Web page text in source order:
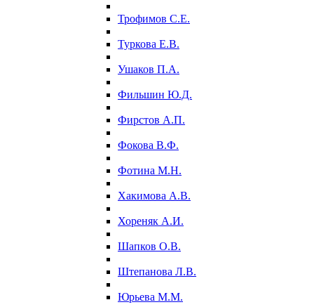
Трофимов С.Е.
Туркова Е.В.
Ушаков П.А.
Фильшин Ю.Д.
Фирстов А.П.
Фокова В.Ф.
Фотина М.Н.
Хакимова А.В.
Хореняк А.И.
Шапков О.В.
Штепанова Л.В.
Юрьева М.М.